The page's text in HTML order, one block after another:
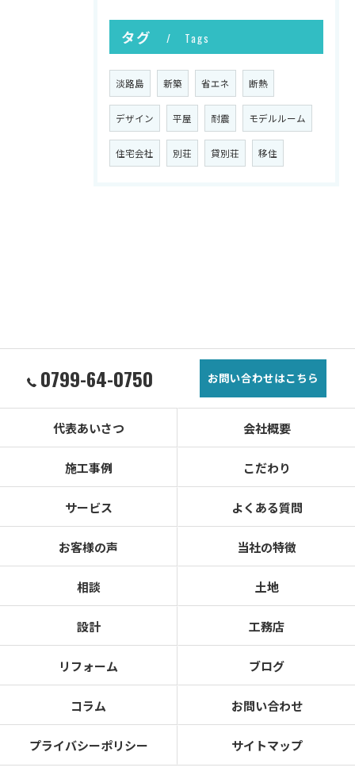
タグ Tags
淡路島 新築 省エネ 断熱
デザイン 平屋 耐震 モデルルーム
住宅会社 別荘 貸別荘 移住
0799-64-0750 お問い合わせはこちら
代表あいさつ 会社概要
施工事例 こだわり
サービス よくある質問
お客様の声 当社の特徴
相談 土地
設計 工務店
リフォーム ブログ
コラム お問い合わせ
プライバシーポリシー サイトマップ